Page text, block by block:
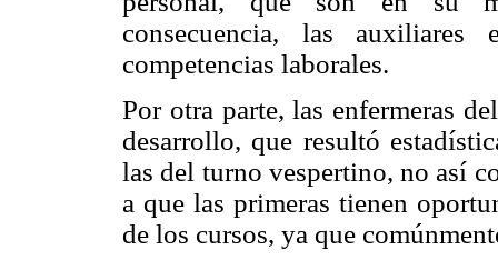
consecuencia, las auxiliares
competencias laborales.
Por otra parte, las enfermeras
desarrollo, que resultó
las del turno vespertino, no así
a que las primeras tienen
de los cursos, ya que